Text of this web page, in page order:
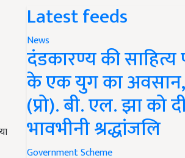
Latest feeds
News
दंडकारण्य की साहित्य
के एक युग का
(प्रो). बी. एल. झा को
भावभीनी श्रद्धांजलि
Government Scheme